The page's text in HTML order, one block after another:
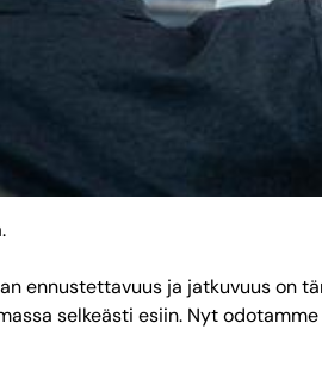
ennustettavuus ja jatkuvuus on
selkeästi esiin. Nyt